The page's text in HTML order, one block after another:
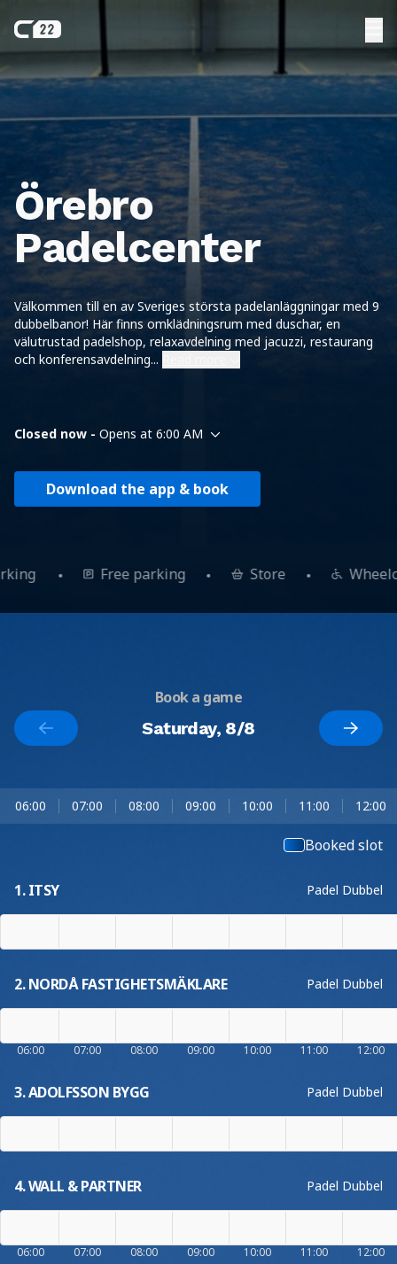
Örebro
Padelcenter
Välkommen till en av Sveriges största padelanläggningar med 9
dubbelbanor! Här finns omklädningsrum med duschar, en
välutrustad padelshop, relaxavdelning med jacuzzi, restaurang
och konferensavdelning...
Closed now - Opens at 6:00 AM
Download the app & book
Free parking Store
Book a game
Saturday, 8/8
06:00 07:00 08:00 09:00 10:00 11:00 12:00
Booked slot
1. ITSY Padel Dubbel
2. NORDÅ FASTIGHETSMÄKLARE Padel Dubbel
06:00 07:00 08:00 09:00 10:00 11:00 12:00
3. ADOLFSSON BYGG Padel Dubbel
4. WALL & PARTNER Padel Dubbel
06:00 07:00 08:00 09:00 10:00 11:00 12:00